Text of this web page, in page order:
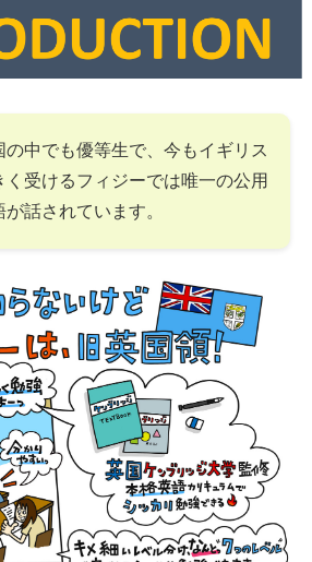
の中でも優等生で、今もイギリス
受けるフィジーでは唯一の公用
話されています。